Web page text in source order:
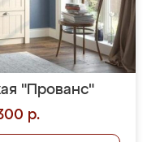
"Прованс"
р.